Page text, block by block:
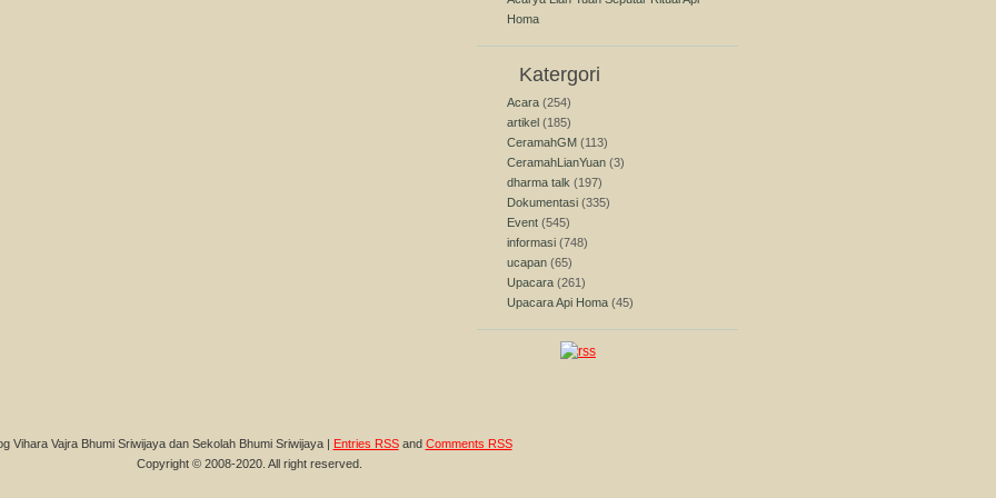
Homa
Katergori
Acara (254)
artikel (185)
CeramahGM (113)
CeramahLianYuan (3)
dharma talk (197)
Dokumentasi (335)
Event (545)
informasi (748)
ucapan (65)
Upacara (261)
Upacara Api Homa (45)
Vihara Vajra Bhumi Sriwijaya dan Sekolah Bhumi Sriwijaya | Entries RSSand Comments RSS
Copyright © 2008-2020. All right reserved.